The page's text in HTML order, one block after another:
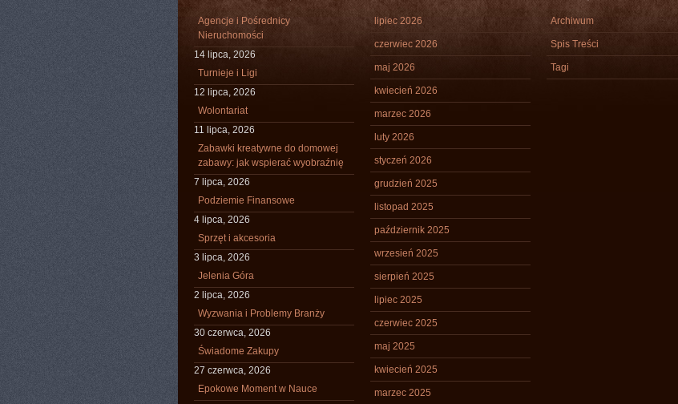
Agencje i Pośrednicy
Nieruchomości
14 lipca, 2026
Turnieje i Ligi
12 lipca, 2026
Wolontariat
11 lipca, 2026
Zabawki kreatywne do domowej
zabawy: jak wspierać wyobraźnię
7 lipca, 2026
Podziemie Finansowe
4 lipca, 2026
Sprzęt i akcesoria
3 lipca, 2026
Jelenia Góra
2 lipca, 2026
Wyzwania i Problemy Branży
30 czerwca, 2026
Świadome Zakupy
27 czerwca, 2026
Epokowe Moment w Nauce
lipiec 2026
czerwiec 2026
maj 2026
kwiecień 2026
marzec 2026
luty 2026
styczeń 2026
grudzień 2025
listopad 2025
październik 2025
wrzesień 2025
sierpień 2025
lipiec 2025
czerwiec 2025
maj 2025
kwiecień 2025
marzec 2025
Archiwum
Spis Treści
Tagi